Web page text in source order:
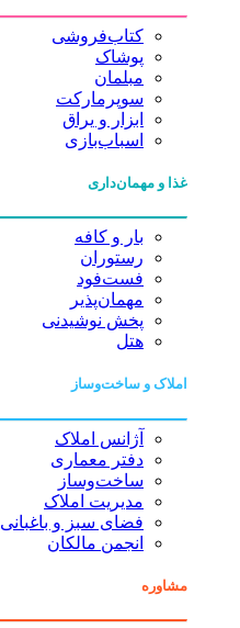
کتاب‌فروشی
پوشاک
مبلمان
سوپرمارکت
ابزار و یراق
اسباب‌بازی
غذا و مهمان‌داری
بار و کافه
رستوران
فست‌فود
مهمان‌پذیر
پخش نوشیدنی
هتل
املاک و ساخت‌وساز
آژانس املاک
دفتر معماری
ساخت‌وساز
مدیریت املاک
فضای سبز و باغبانی
انجمن مالکان
مشاوره